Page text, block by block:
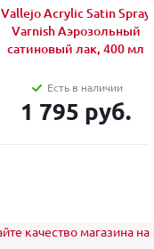
Vallejo Acrylic Satin Spray
Varnish Аэрозольный
сатиновый лак, 400 мл
Есть в наличии
1 795 руб.